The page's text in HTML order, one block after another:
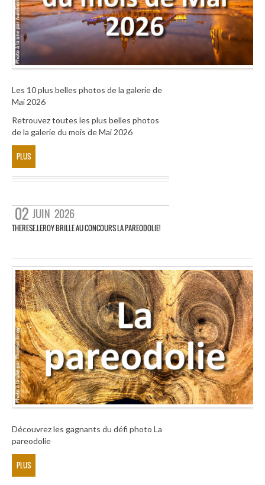
Les 10 plus belles photos de la galerie de
Mai 2026
Retrouvez toutes les plus belles photos
de la galerie du mois de Mai 2026
PLUS
02 JUIN 2026
THERESE.LEROY BRILLE AU CONCOURS LA PAREODOLIE!
Découvrez les gagnants du défi photo La
pareodolie
PLUS